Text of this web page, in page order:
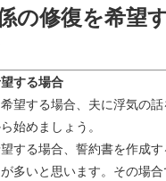
の修復を希望
する場合
望する場合、夫に浮気の話
始めましょう。
する場合、誓約書を作成
多いと思います。その場